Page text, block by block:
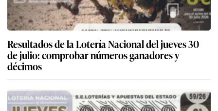
Resultados de la Lotería Nacional del jueves 30
de julio: comprobar números ganadores y
décimos